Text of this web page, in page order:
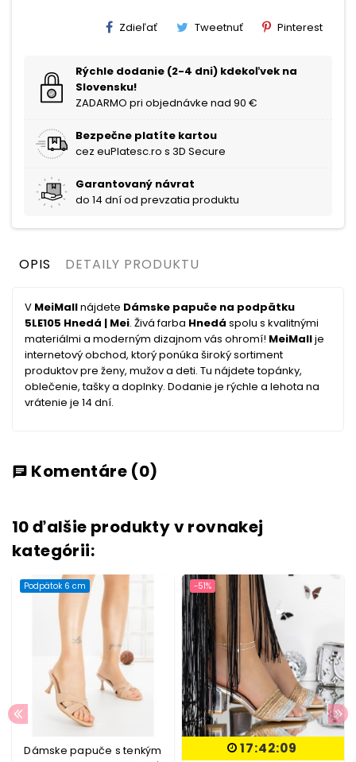
Zdieľať Tweetnuť Pinterest
Rýchle dodanie (2-4 dni) kdekoľvek na
Slovensku!
ZADARMO pri objednávke nad 90 €
Bezpečne platíte kartou
cez euPlatesc.ro s 3D Secure
Garantovaný návrat
do 14 dní od prevzatia produktu
OPIS DETAILY PRODUKTU
V MeiMallnájdete Dámske papuče na podpätku
5LE105 Hnedá | Mei. Živá farba Hnedá spolu s kvalitnými
materiálmi a moderným dizajnom vás ohromí! MeiMallje
internetový obchod, ktorý ponúka široký sortiment
produktov pre ženy, mužov a deti. Tu nájdete topánky,
oblečenie, tašky a doplnky. Dodanie je rýchle a lehota na
vrátenie je 14 dní.
chat Komentáre (0)
10 ďalšie produkty v rovnakej
kategórii:
Podpätok 6 cm
Dámske papuče s tenkým
-51%
17:42:08